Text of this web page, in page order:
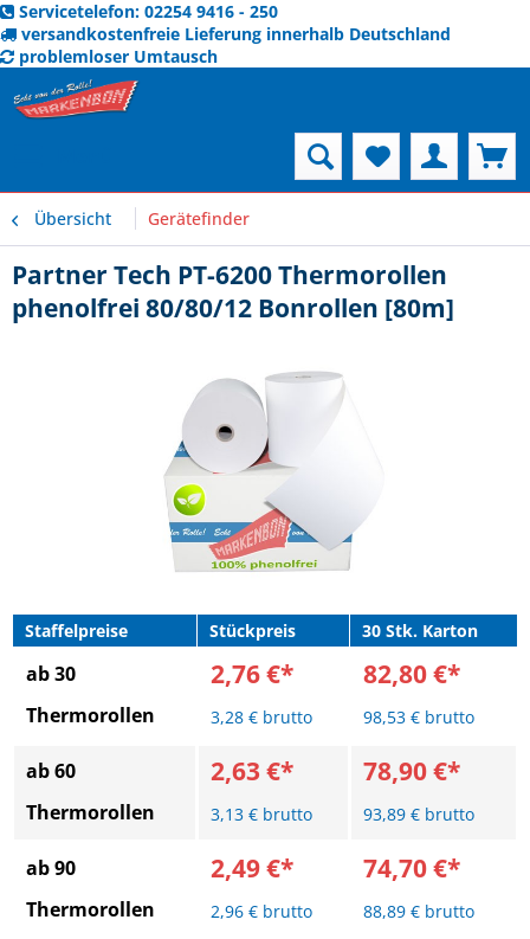
Servicetelefon: 02254 9416 - 250
versandkostenfreie Lieferung innerhalb Deutschland
problemloser Umtausch
Übersicht Gerätefinder
Partner Tech PT-6200 Thermorollen
phenolfrei 80/80/12 Bonrollen [80m]
Staffelpreise Stückpreis 30 Stk. Karton
ab 30
Thermorollen
2,76 €*
3,28 € brutto
82,80 €*
98,53 € brutto
ab 60
Thermorollen
2,63 €*
3,13 € brutto
78,90 €*
93,89 € brutto
ab 90
Thermorollen
2,49 €*
2,96 € brutto
74,70 €*
88,89 € brutto